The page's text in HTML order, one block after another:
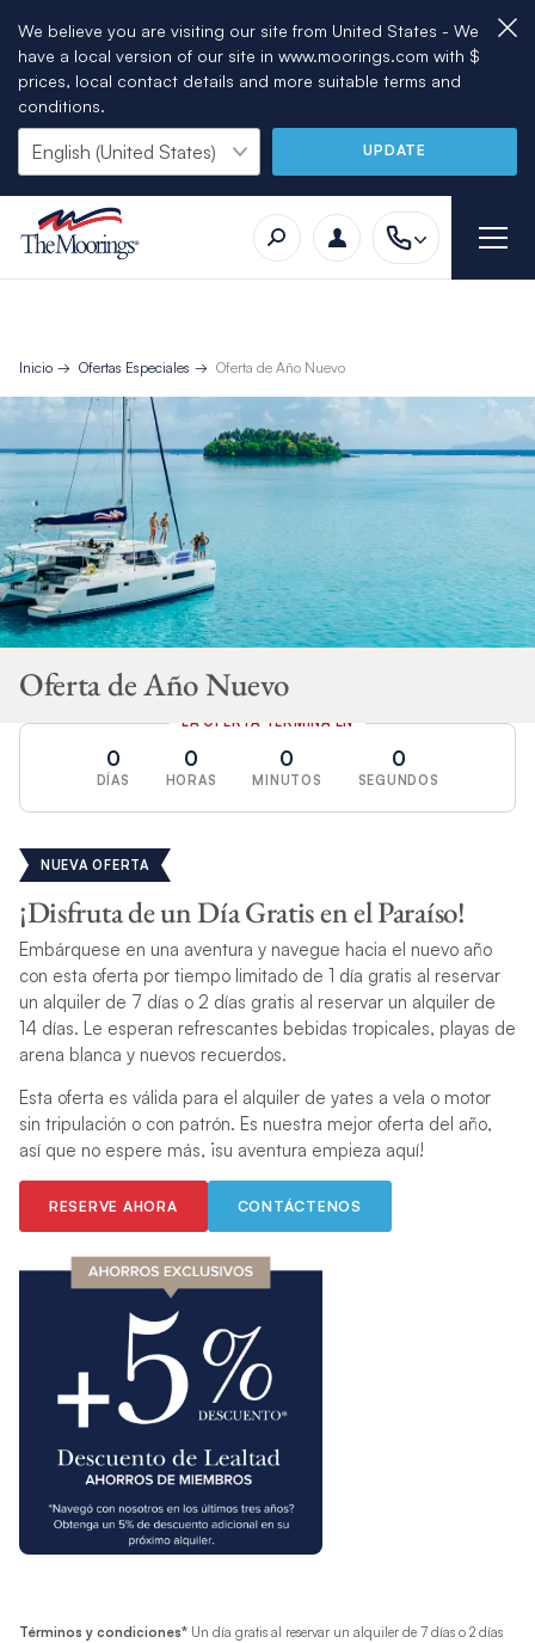
We believe you are visiting our site from United States - We
have a local version of our site in www.moorings.com with $
prices, local contact details and more suitable terms and
conditions.
UPDATE
Inicio Ofertas Especiales Oferta de Año Nuevo
Oferta de Año Nuevo
LA OFERTA TERMINA EN
0
DÍAS
0
HORAS
0
MINUTOS
0
SEGUNDOS
NUEVA OFERTA
¡Disfruta de un Día Gratis en el Paraíso!
Embárquese en una aventura y navegue hacia el nuevo año
con esta oferta por tiempo limitado de 1 día gratis al reservar
un alquiler de 7 días o 2 días gratis al reservar un alquiler de
14 días. Le esperan refrescantes bebidas tropicales, playas de
arena blanca y nuevos recuerdos.
Esta oferta es válida para el alquiler de yates a vela o motor
sin tripulación o con patrón. Es nuestra mejor oferta del año,
así que no espere más, ¡su aventura empieza aquí!
RESERVE AHORA CONTÁCTENOS
Términos y condiciones*Un día gratis al reservar un alquiler de 7 días o 2 días